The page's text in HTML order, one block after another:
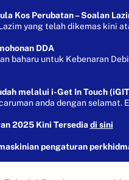
Kos Perubatan – Soalan
yang telah dikemas kini
DDA
baharu untuk Kebenaran
melalui i-Get In Touch
anda dengan
2025 Kini Tersedia di sini
pengaturan